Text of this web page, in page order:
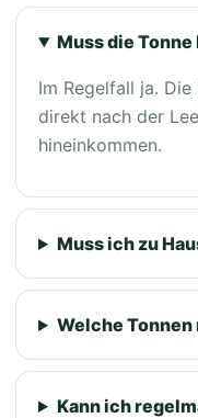
Muss die
Im Regelfall ja.
direkt nach der
hineinkommen.
Muss ich zu
Welche
Kann ich